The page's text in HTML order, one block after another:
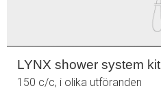
LYNX shower system kit
150 c/c, i olika utföranden